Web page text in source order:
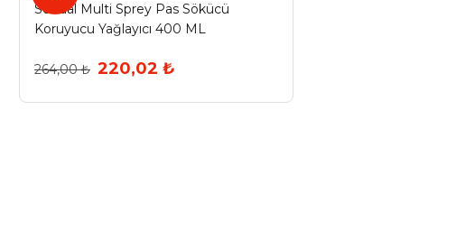
Soudal Multi Sprey Pas Sökücü
Koruyucu Yağlayıcı 400 ML
264,00 ₺ 220,02 ₺